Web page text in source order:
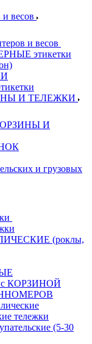
весов
и весов
этикетки
И ТЕЛЕЖКИ
И
и грузовых
(роклы,
с КОРЗИНОЙ
тележки
(5-30